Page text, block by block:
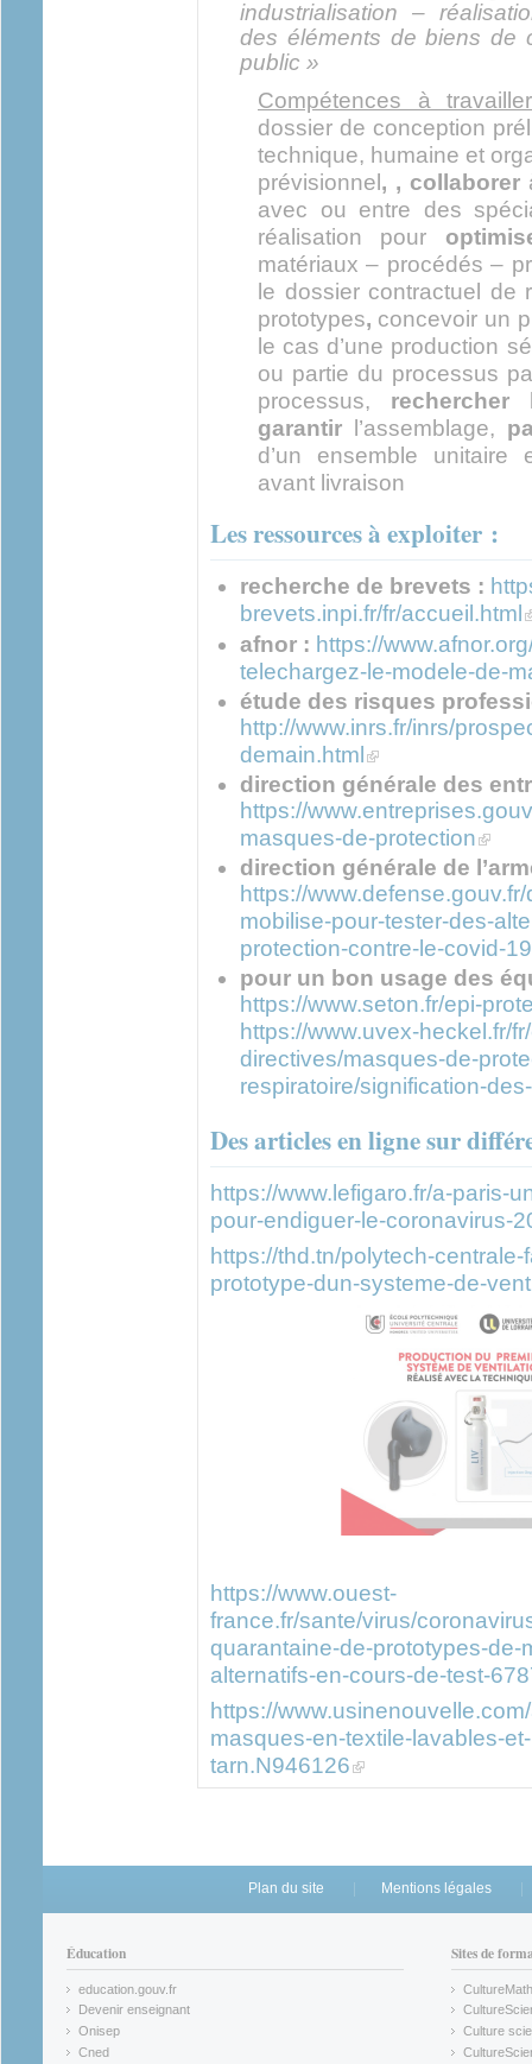
industrialisation –
des éléments de biens de
public »
Compétences à travailler
dossier de conception
technique, humaine et
prévisionnel, , collaborer
avec ou entre des
réalisation pour
matériaux – procédés –
le dossier contractuel de
prototypes, concevoir un
le cas d’une production
ou partie du processus
processus, rechercher
garantir l’assemblage,
d’un ensemble
avant livraison
Les ressources à exploiter :
recherche de brevets :
brevets.inpi.fr/fr/accueil.html
afnor : https://
telechargez-le-modele-de-
étude des risques
http://www.inrs.fr/inrs/
demain.html(link is external)
direction générale des
https://
masques-de-protection(link is
direction générale de
https://
mobilise-pour-tester-des-
protection-contre-le-covid-19
pour un bon usage des
https://www.seton.fr/epi-
https://www.uvex-heckel.fr/
directives/masques-de-
respiratoire/signification-
Des articles en ligne sur
https://www.lefigaro.fr/a-paris-
pour-endiguer-le-coronavirus-
https://thd.tn/polytech-
prototype-dun-systeme-de-
https://www.ouest-
france.fr/sante/virus/
quarantaine-de-prototypes-de-
alternatifs-en-cours-de-test-
https://
masques-en-textile-lavables-
tarn.N946126(link is external)
Plan du site Mentions légales
Éducation
education.gouv.fr
(link is external)
Devenir enseignant
(link is external)
Onisep
(link is external)
Cned
Sites de
CultureMath
(link is
(link is
Culture